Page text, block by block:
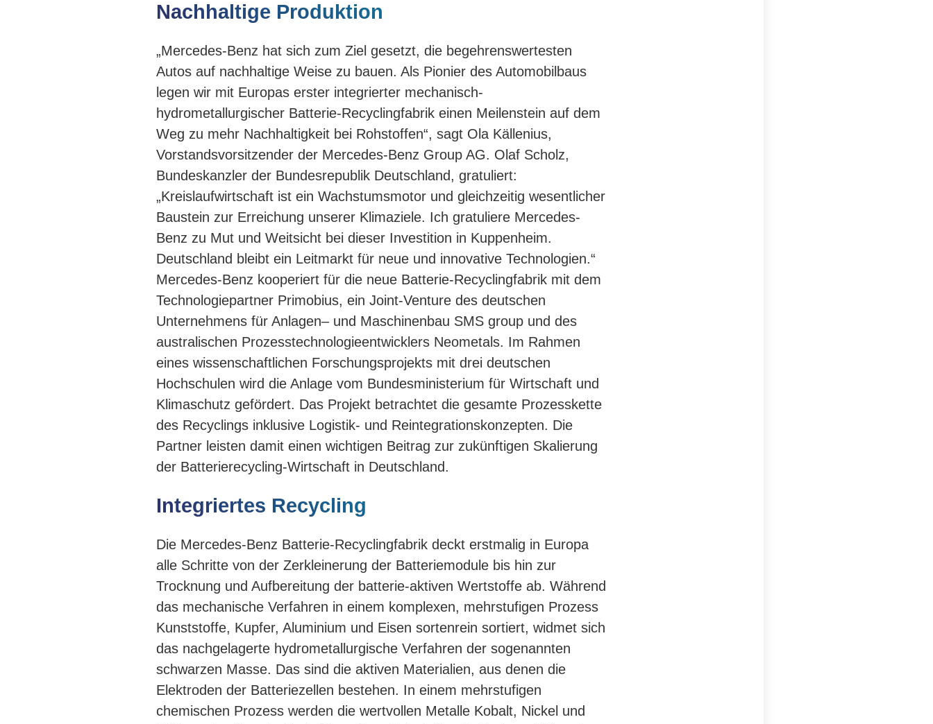
Nachhaltige Produktion
„Mercedes-Benz hat sich zum Ziel gesetzt, die begehrenswertesten
Autos auf nachhaltige Weise zu bauen. Als Pionier des Automobilbaus
legen wir mit Europas erster integrierter mechanisch-
hydrometallurgischer Batterie-Recyclingfabrik einen Meilenstein auf dem
Weg zu mehr Nachhaltigkeit bei Rohstoffen“, sagt Ola Källenius,
Vorstandsvorsitzender der Mercedes-Benz Group AG. Olaf Scholz,
Bundeskanzler der Bundesrepublik Deutschland, gratuliert:
„Kreislaufwirtschaft ist ein Wachstumsmotor und gleichzeitig wesentlicher
Baustein zur Erreichung unserer Klimaziele. Ich gratuliere Mercedes-
Benz zu Mut und Weitsicht bei dieser Investition in Kuppenheim.
Deutschland bleibt ein Leitmarkt für neue und innovative Technologien.“
Mercedes-Benz kooperiert für die neue Batterie-Recyclingfabrik mit dem
Technologiepartner Primobius, ein Joint-Venture des deutschen
Unternehmens für Anlagen– und Maschinenbau SMS group und des
australischen Prozesstechnologieentwicklers Neometals. Im Rahmen
eines wissenschaftlichen Forschungsprojekts mit drei deutschen
Hochschulen wird die Anlage vom Bundesministerium für Wirtschaft und
Klimaschutz gefördert. Das Projekt betrachtet die gesamte Prozesskette
des Recyclings inklusive Logistik- und Reintegrationskonzepten. Die
Partner leisten damit einen wichtigen Beitrag zur zukünftigen Skalierung
der Batterierecycling-Wirtschaft in Deutschland.
Integriertes Recycling
Die Mercedes-Benz Batterie-Recyclingfabrik deckt erstmalig in Europa
alle Schritte von der Zerkleinerung der Batteriemodule bis hin zur
Trocknung und Aufbereitung der batterie-aktiven Wertstoffe ab. Während
das mechanische Verfahren in einem komplexen, mehrstufigen Prozess
Kunststoffe, Kupfer, Aluminium und Eisen sortenrein sortiert, widmet sich
das nachgelagerte hydrometallurgische Verfahren der sogenannten
schwarzen Masse. Das sind die aktiven Materialien, aus denen die
Elektroden der Batteriezellen bestehen. In einem mehrstufigen
chemischen Prozess werden die wertvollen Metalle Kobalt, Nickel und